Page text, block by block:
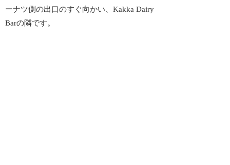
ーナツ側の出口のすぐ向かい、Kakka Dairy
Barの隣です。